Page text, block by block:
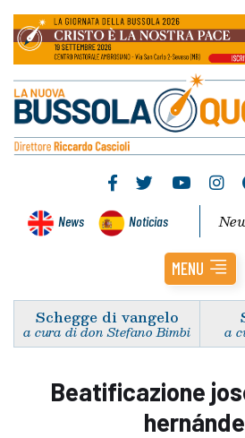
News Noticias
MENU
Schegge di vangelo
a cura di don Stefano Bimbi a
Beatificazione